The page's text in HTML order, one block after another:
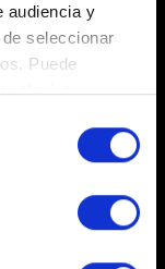
audiencia y
seleccionar
Puede
ejemplo: una
los gráficos.